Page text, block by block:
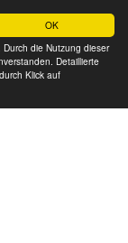
OK
die Nutzung dieser
Detaillierte
Klick auf